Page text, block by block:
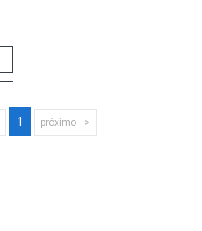
1 próximo